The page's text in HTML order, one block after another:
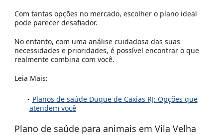
Com tantas opções no mercado, escolher o plano ideal
pode parecer desafiador.
No entanto, com uma análise cuidadosa das suas
necessidades e prioridades, é possível encontrar o que
realmente combina com você.
Leia Mais:
Planos de saúde Duque de Caxias RJ: Opções que
atendem você
Plano de saúde para animais em Vila Velha